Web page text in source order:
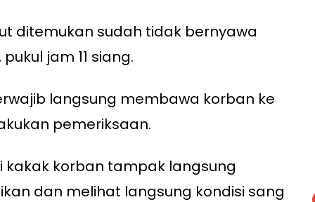
ditemukan sudah tidak bernyawa
jam 11 siang.
langsung membawa korban ke
pemeriksaan.
kakak korban tampak langsung
dan melihat langsung kondisi sang